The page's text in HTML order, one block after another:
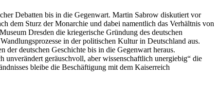
Debatten bis in die Gegenwart. Martin Sabrow diskutiert vor
dem Sturz der Monarchie und dabei namentlich das Verhältnis von
Dresden die kriegerische Gründung des deutschen
in der politischen Kultur in Deutschland aus.
der deutschen Geschichte bis in die Gegenwart heraus.
unverändert geräuschvoll, aber wissenschaftlich unergiebig“ die
bleibe die Beschäftigung mit dem Kaiserreich